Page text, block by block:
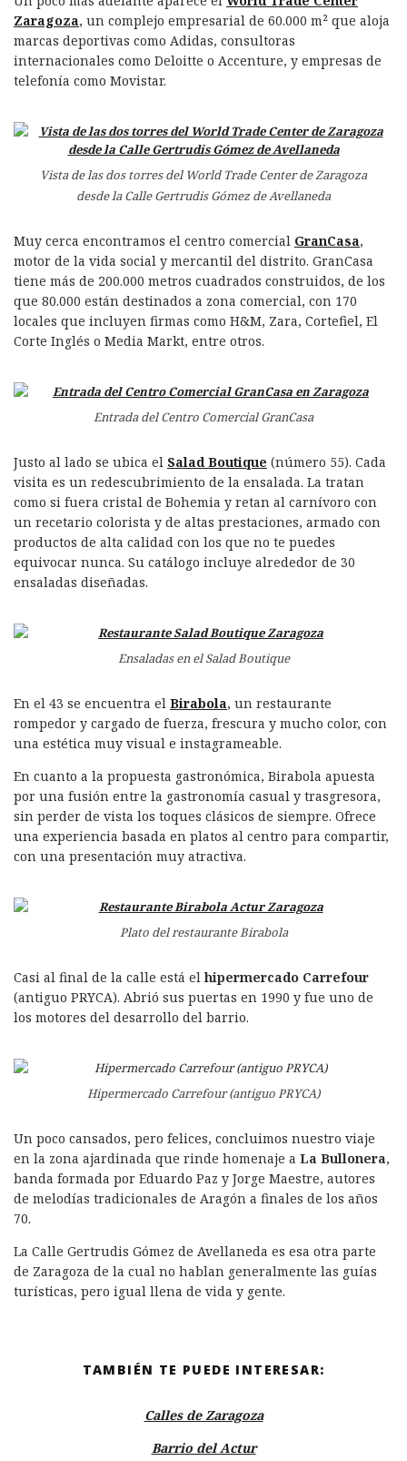
Zaragoza, un complejo empresarial de 60.000 m² que aloja
marcas deportivas como Adidas, consultoras
internacionales como Deloitte o Accenture, y empresas de
telefonía como Movistar.
Vista de las dos torres del World Trade Center de Zaragoza
desde la Calle Gertrudis Gómez de Avellaneda
Muy cerca encontramos el centro comercial GranCasa,
motor de la vida social y mercantil del distrito. GranCasa
tiene más de 200.000 metros cuadrados construidos, de los
que 80.000 están destinados a zona comercial, con 170
locales que incluyen firmas como H&M, Zara, Cortefiel, El
Corte Inglés o Media Markt, entre otros.
Entrada del Centro Comercial GranCasa
Justo al lado se ubica el Salad Boutique (número 55). Cada
visita es un redescubrimiento de la ensalada. La tratan
como si fuera cristal de Bohemia y retan al carnívoro con
un recetario colorista y de altas prestaciones, armado con
productos de alta calidad con los que no te puedes
equivocar nunca. Su catálogo incluye alrededor de 30
ensaladas diseñadas.
Ensaladas en el Salad Boutique
En el 43 se encuentra el Birabola, un restaurante
rompedor y cargado de fuerza, frescura y mucho color, con
una estética muy visual e instagrameable.
En cuanto a la propuesta gastronómica, Birabola apuesta
por una fusión entre la gastronomía casual y trasgresora,
sin perder de vista los toques clásicos de siempre. Ofrece
una experiencia basada en platos al centro para compartir,
con una presentación muy atractiva.
Plato del restaurante Birabola
Casi al final de la calle está elhipermercado Carrefour
(antiguo PRYCA). Abrió sus puertas en 1990 y fue uno de
los motores del desarrollo del barrio.
Hipermercado Carrefour (antiguo PRYCA)
Un poco cansados, pero felices, concluimos nuestro viaje
en la zona ajardinada que rinde homenaje a La Bullonera,
banda formada por Eduardo Paz y Jorge Maestre, autores
de melodías tradicionales de Aragón a finales de los años
70.
La Calle Gertrudis Gómez de Avellaneda es esa otra parte
de Zaragoza de la cual no hablan generalmente las guías
turísticas, pero igual llena de vida y gente.
TAMBIÉN TE PUEDE INTERESAR:
Calles de Zaragoza
Barrio del Actur